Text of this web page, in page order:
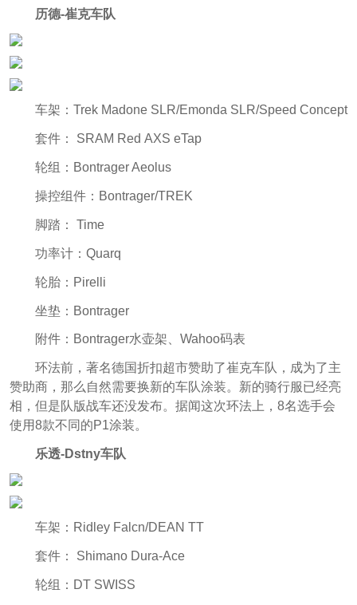
历德-崔克车队
车架：Trek Madone SLR/Emonda SLR/Speed Concept
套件： SRAM Red AXS eTap
轮组：Bontrager Aeolus
操控组件：Bontrager/TREK
脚踏： Time
功率计：Quarq
轮胎：Pirelli
坐垫：Bontrager
附件：Bontrager水壶架、Wahoo码表
环法前，著名德国折扣超市赞助了崔克车队，成为了主
赞助商，那么自然需要换新的车队涂装。新的骑行服已经亮
相，但是队版战车还没发布。据闻这次环法上，8名选手会
使用8款不同的P1涂装。
乐透-Dstny车队
车架：Ridley Falcn/DEAN TT
套件： Shimano Dura-Ace
轮组：DT SWISS